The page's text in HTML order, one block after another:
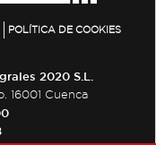
POLÍTICA DE COOKIES
2020 S.L.
16001 Cuenca